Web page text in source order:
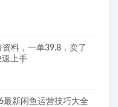
料，一单39.8，卖了
上手
最新闲鱼运营技巧大全